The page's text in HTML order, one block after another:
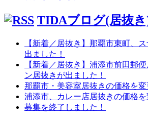
TIDAブログ(居抜
【新着／居抜き】那覇市東町、
出ました！
【新着／居抜き】浦添市前田郵
ン居抜きが出ました！
那覇市・美容室居抜きの価格を変
浦添市、カレー店居抜きの価格を
募集を終了しました！